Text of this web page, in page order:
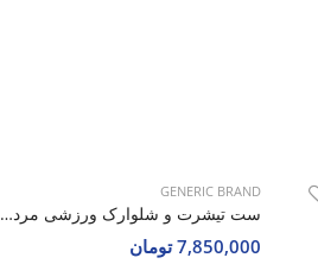
GENERIC BRAND
ست تیشرت و شلوارک ورزشی مردانه بدون برند Active Spirit M
7,850,000 تومان